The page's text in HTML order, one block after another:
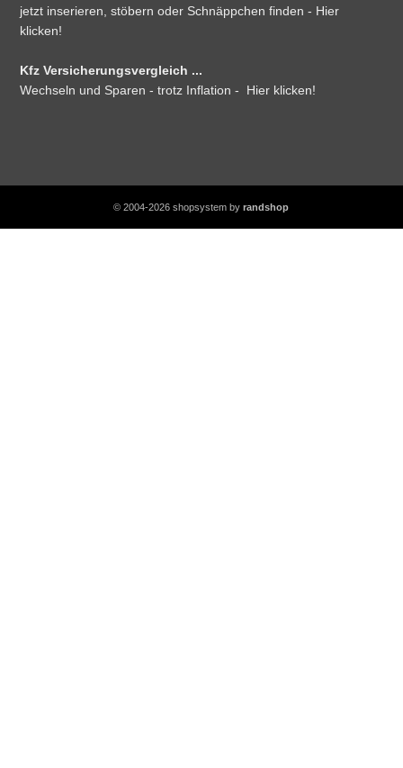
jetzt inserieren, stöbern oder Schnäppchen finden - Hier
klicken!
Kfz Versicherungsvergleich ...
Wechseln und Sparen - trotz Inflation - Hier klicken!
© 2004-2026 shopsystem byrandshop